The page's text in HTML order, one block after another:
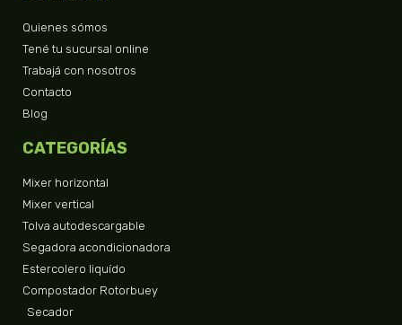
Quienes sómos
Tené tu sucursal online
Trabajá con nosotros
Contacto
Blog
CATEGORÍAS
Mixer horizontal
Mixer vertical
Tolva autodescargable
Segadora acondicionadora
Estercolero liquído
Compostador Rotorbuey
Secador